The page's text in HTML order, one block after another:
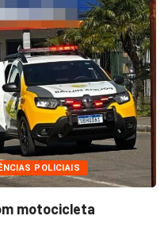
POLICIAIS
motocicleta